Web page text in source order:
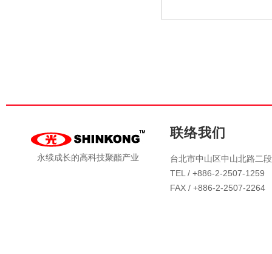
永续成长的高科技聚酯产业
联络我们
台北市中山区中山北路二
TEL / +886-2-2507-1259
FAX / +886-2-2507-2264